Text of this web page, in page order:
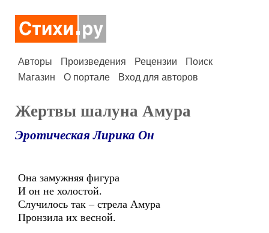
Авторы Произведения Рецензии
Поиск
Магазин
О портале Вход для авторов
Жертвы шалуна Амура
Эротическая Лирика Он
Она замужняя фигура
И он не холостой.
Случилось так – стрела Амура
Пронзила их весной.